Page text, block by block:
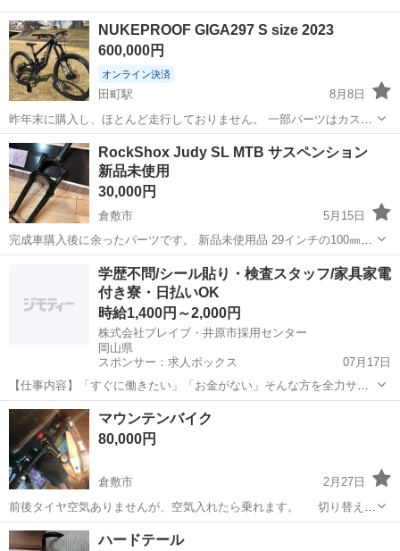
NUKEPROOF GIGA297 S size 2023
600,000円
オンライン決済
田町駅
8月8日
昨年末に購入し、ほとんど走行しておりません。 一部パーツはカスタ
ムしております。 詳しくはご質問ください。 画像やスペックも質問頂
ければ、お答えします。 高額ですので、支払い方法の変更も受け付け
ております。
岡山 岡山市
RockShox Judy SL MTB サスペンション
新品未使用
30,000円
倉敷市
5月15日
完成車購入後に余ったパーツです。 新品未使用品 29インチの100㎜ス
トロークをお探しの方是非！！ RockShox Judy SL, Solo Air spring,
TurnKey lockout, tapered...
倉敷市 マウンテンバイク MTB
学歴不問/シール貼り・検査スタッフ/家具家電
付き寮・日払いOK
時給1,400円～2,000円
株式会社ブレイブ・井原市採用センター
岡山県
スポンサー：求人ボックス
07月17日
【仕事内容】「すぐに働きたい」「お金がない」そんな方を全力サポ
ート! 「手持ちが少ない」「今すぐ収入が必要」「住む場所がない」
そんな状況でも安心! 即勤務・即収入・即入寮OK のお仕事多数! <こん
な方におすすめ> 所持金ゼロで...
アルバイト・パート
マウンテンバイク
80,000円
倉敷市
2月27日
前後タイヤ空気ありませんが、空気入れたら乗れます。 切り替え両
方とも使えます。 スタンドありませんので、欲しい方はご自分でご購
入ください。 取り引き場所:児島味野三丁目5-35まで来れる方 こちら
岡山 倉敷市 マウンテンバイク
ハードテール